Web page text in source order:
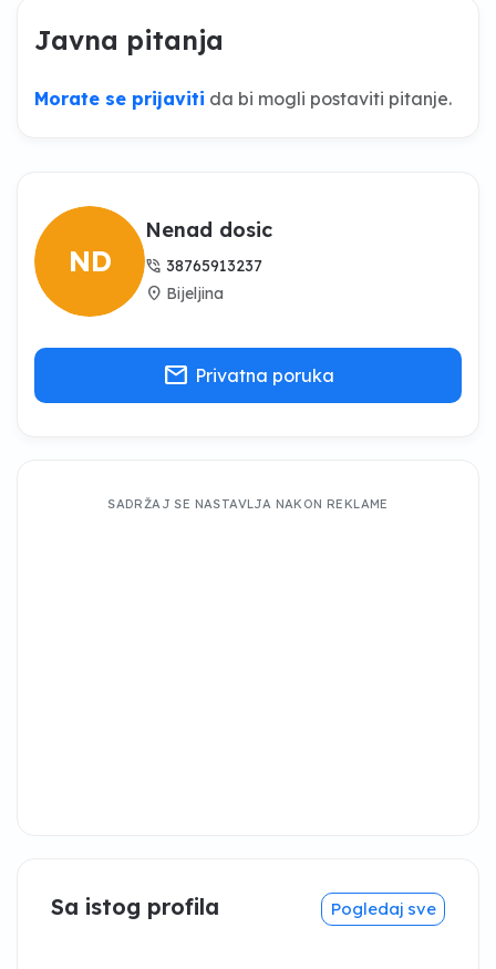
Javna pitanja
Morate se prijaviti da bi mogli postaviti pitanje.
ND
Nenad dosic
phone_in_talk 38765913237
location_on Bijeljina
mail Privatna poruka
SADRŽAJ SE NASTAVLJA NAKON REKLAME
Sa istog profila Pogledaj sve